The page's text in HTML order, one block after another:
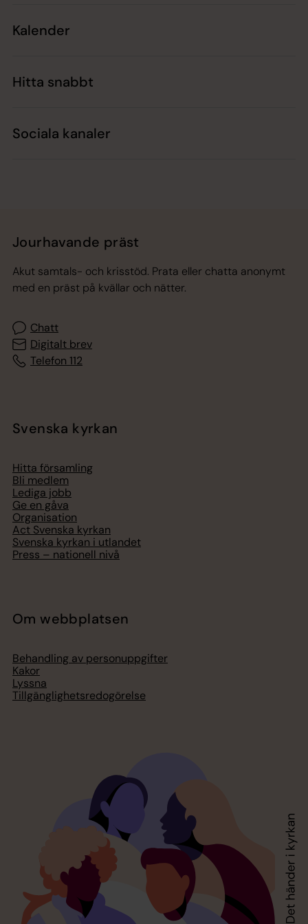
Kalender
Hitta snabbt
Sociala kanaler
Jourhavande präst
Akut samtals- och krisstöd. Prata eller chatta anonymt
med en präst på kvällar och nätter.
Chatt
Digitalt brev
Telefon 112
Svenska kyrkan
Hitta församling
Bli medlem
Lediga jobb
Ge en gåva
Organisation
Act Svenska kyrkan
Svenska kyrkan i utlandet
Press – nationell nivå
Om webbplatsen
Behandling av personuppgifter
Kakor
Lyssna
Tillgänglighetsredogörelse